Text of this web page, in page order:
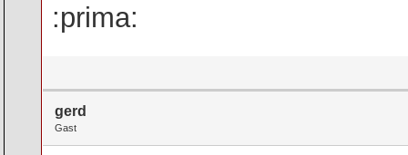
:prima:
gerd
Gast